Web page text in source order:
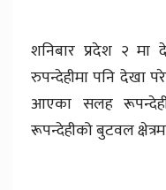
शनिबार प्रदेश २
रुपन्देहीमा पनि देखा
आएका सलह
रूपन्देहीको बुटवल